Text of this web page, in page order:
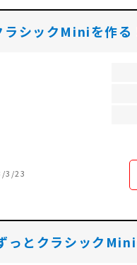
ラシックMiniを作る
3/23
っとクラシック